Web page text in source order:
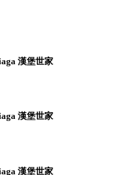
漢堡世家
漢堡世家
漢堡世家